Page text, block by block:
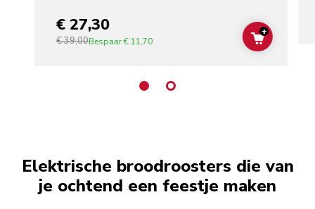
€ 27,30
€ 39,00Bespaar€ 11,70 ADD TO
+
Elektrische broodroosters die van
je ochtend een feestje maken